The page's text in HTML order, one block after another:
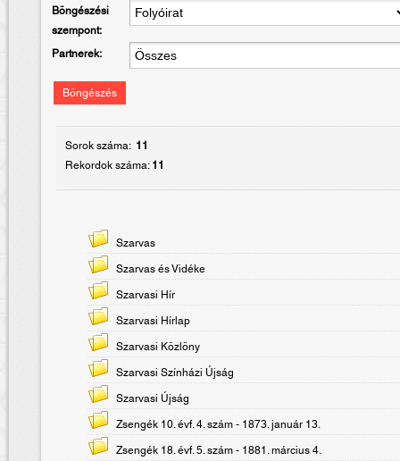
Böngészési
szempont:
Partnerek:
Böngészés
Sorok száma: 11
Rekordok száma:11
Szarvas
Szarvas és Vidéke
Szarvasi Hír
Szarvasi Hírlap
Szarvasi Közlöny
Szarvasi Színházi Újság
Szarvasi Újság
Zsengék 10. évf. 4. szám - 1873. január 13.
Zsengék 18. évf. 5. szám - 1881. március 4.